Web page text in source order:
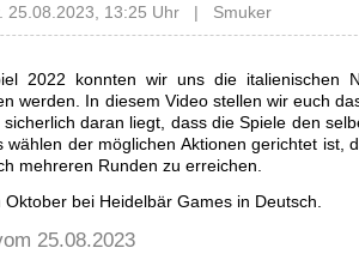
13:25 Uhr | Smuker
2022 konnten wir uns die italienischen
werden. In diesem Video stellen wir euch
daran liegt, dass die Spiele den
wählen der möglichen Aktionen gerichtet
mehreren Runden zu erreichen.
bei Heidelbär Games in Deutsch.
25.08.2023